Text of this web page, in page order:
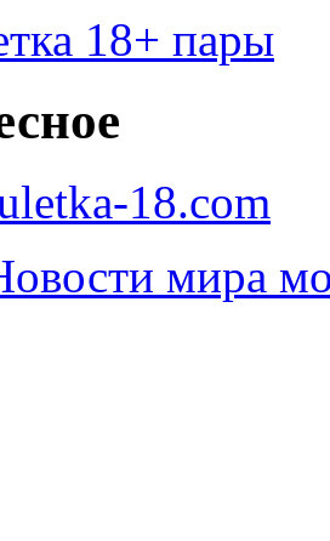
18+ пары
18.com
мира